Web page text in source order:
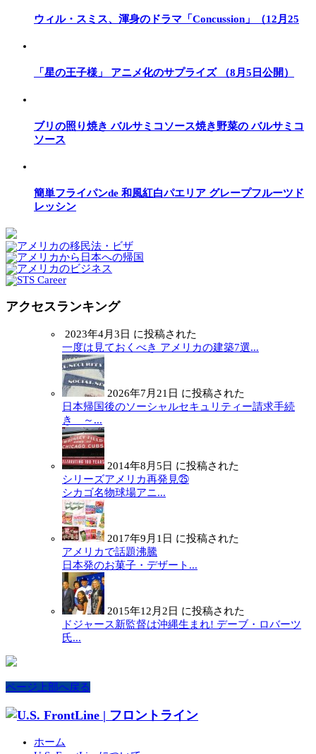
ウィル・スミス、渾身のドラマ「Concussion」（12月25
「星の王子様」 アニメ化のサプライズ （8月5日公開）
ブリの照り焼き バルサミコソース焼き野菜の バルサミコ
ソース
簡単フライパンde 和風紅白パエリア グレープフルーツド
レッシン
アクセスランキング
2023年4月3日 に投稿された
一度は見ておくべき アメリカの建築7選...
2026年7月21日 に投稿された
日本帰国後のソーシャルセキュリティー請求手続
き ～...
2014年8月5日 に投稿された
シリーズアメリカ再発見㉕
シカゴ名物球場アニ...
2017年9月1日 に投稿された
アメリカで話題沸騰
日本発のお菓子・デザート...
2015年12月2日 に投稿された
ドジャース新監督は沖縄生まれ! デーブ・ロバーツ
氏...
ページ上部へ戻る
ホーム